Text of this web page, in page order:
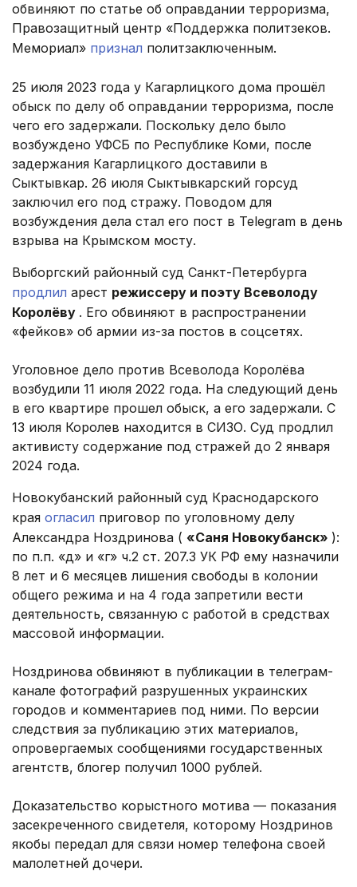
обвиняют по статье об оправдании терроризма,
Правозащитный центр «Поддержка политзеков.
Мемориал» признал политзаключенным.
25 июля 2023 года у Кагарлицкого дома прошёл
обыск по делу об оправдании терроризма, после
чего его задержали. Поскольку дело было
возбуждено УФСБ по Республике Коми, после
задержания Кагарлицкого доставили в
Сыктывкар. 26 июля Сыктывкарский горсуд
заключил его под стражу. Поводом для
возбуждения дела стал его пост в Telegram в день
взрыва на Крымском мосту.
Выборгский районный суд Санкт-Петербурга
продлил арест режиссеру и поэту Всеволоду
Королёву . Его обвиняют в распространении
«фейков» об армии из-за постов в соцсетях.
Уголовное дело против Всеволода Королёва
возбудили 11 июля 2022 года. На следующий день
в его квартире прошел обыск, а его задержали. С
13 июля Королев находится в СИЗО. Суд продлил
активисту содержание под стражей до 2 января
2024 года.
Новокубанский районный суд Краснодарского
края огласил приговор по уголовному делу
Александра Ноздринова ( «Саня Новокубанск» ):
по п.п. «д» и «г» ч.2 ст. 207.3 УК РФ ему назначили
8 лет и 6 месяцев лишения свободы в колонии
общего режима и на 4 года запретили вести
деятельность, связанную с работой в средствах
массовой информации.
Ноздринова обвиняют в публикации в телеграм-
канале фотографий разрушенных украинских
городов и комментариев под ними. По версии
следствия за публикацию этих материалов,
опровергаемых сообщениями государственных
агентств, блогер получил 1000 рублей.
Доказательство корыстного мотива — показания
засекреченного свидетеля, которому Ноздринов
якобы передал для связи номер телефона своей
малолетней дочери.